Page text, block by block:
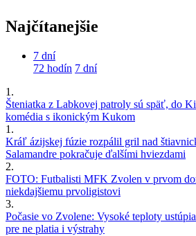
Najčítanejšie
7 dní
72 hodín 7 dní
1.
Šteniatka z Labkovej patroly sú späť, do
komédia s ikonickým Kukom
1.
Kráľ ázijskej fúzie rozpálil gril nad
Salamandre pokračuje ďalšími hviezdami
2.
FOTO: Futbalisti MFK Zvolen v prvom
niekdajšiemu prvoligistovi
3.
Počasie vo Zvolene: Vysoké teploty
pre ne platia i výstrahy